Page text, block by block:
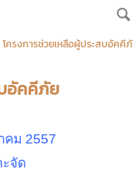
โครงการช่วยเหลือผู้ประสบอัคคีภั
อัคคีภัย
คม 2557
จัด